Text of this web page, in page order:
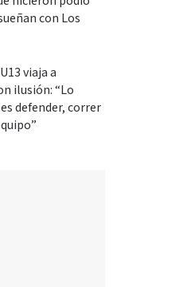
con Los
viaja a
ilusión: “Lo
defender, correr